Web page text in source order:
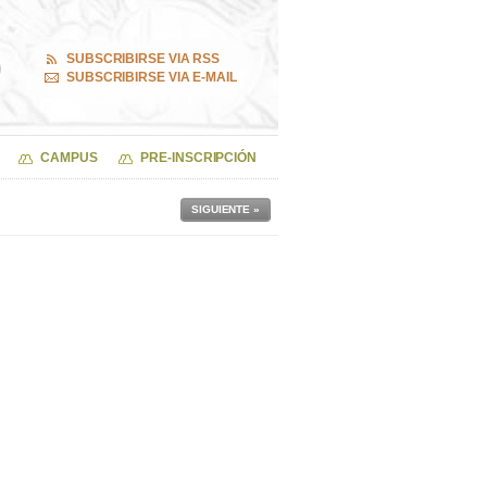
SUBSCRIBIRSE VIA RSS
SUBSCRIBIRSE VIA E-MAIL
CAMPUS PRE-INSCRIPCIÓN
SIGUIENTE »